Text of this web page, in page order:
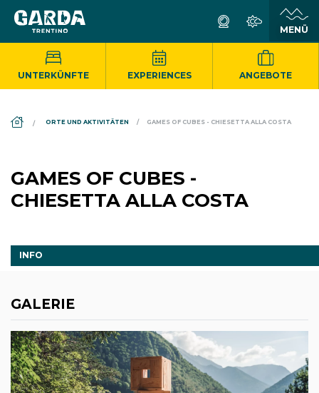
UNTERKÜNFTE EXPERIENCES ANGEBOTE
ORTE UND AKTIVITÄTEN GAMES OF CUBES - CHIESETTA ALLA COSTA
GAMES OF CUBES -
CHIESETTA ALLA COSTA
INFO
GALERIE